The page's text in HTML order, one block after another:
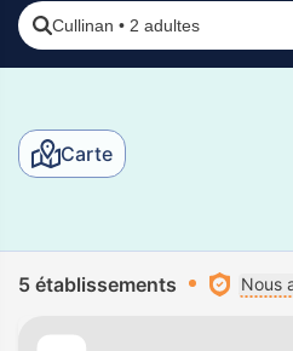
Cullinan • 2 adultes
Carte
5 établissements Nous